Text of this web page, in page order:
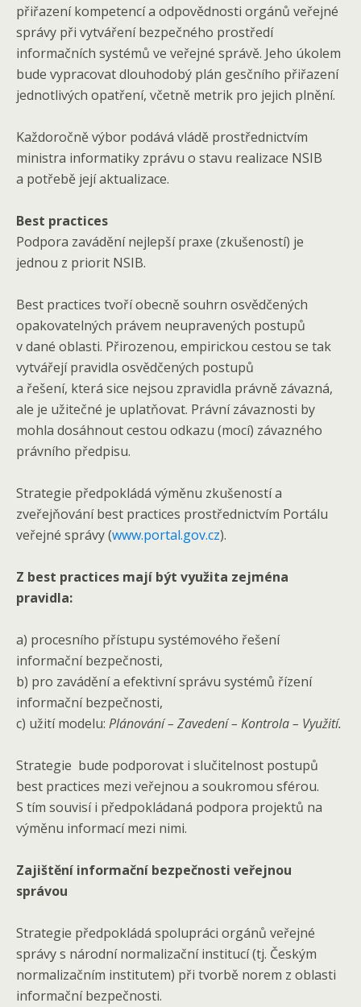
přiřazení kompetencí a odpovědnosti orgánů veřejné
správy při vytváření bezpečného prostředí
informačních systémů ve veřejné správě. Jeho úkolem
bude vypracovat dlouhodobý plán gesčního přiřazení
jednotlivých opatření, včetně metrik pro jejich plnění.
Každoročně výbor podává vládě prostřednictvím
ministra informatiky zprávu o stavu realizace NSIB
a potřebě její aktualizace.
Best practices
Podpora zavádění nejlepší praxe (zkušeností) je
jednou z priorit NSIB.
Best practices tvoří obecně souhrn osvědčených
opakovatelných právem neupravených postupů
v dané oblasti. Přirozenou, empirickou cestou se tak
vytvářejí pravidla osvědčených postupů
a řešení, která sice nejsou zpravidla právně závazná,
ale je užitečné je uplatňovat. Právní závaznosti by
mohla dosáhnout cestou odkazu (mocí) závazného
právního předpisu.
Strategie předpokládá výměnu zkušeností a
zveřejňování best practices prostřednictvím Portálu
veřejné správy (www.portal.gov.cz).
Z best practices mají být využita zejména
pravidla:
a) procesního přístupu systémového řešení
informační bezpečnosti,
b) pro zavádění a efektivní správu systémů řízení
informační bezpečnosti,
c) užití modelu: Plánování – Zavedení – Kontrola – Využití.
Strategie bude podporovat i slučitelnost postupů
best practices mezi veřejnou a soukromou sférou.
S tím souvisí i předpokládaná podpora projektů na
výměnu informací mezi nimi.
Zajištění informační bezpečnosti veřejnou
správou
Strategie předpokládá spolupráci orgánů veřejné
správy s národní normalizační institucí (tj. Českým
normalizačním institutem) při tvorbě norem z oblasti
informační bezpečnosti.